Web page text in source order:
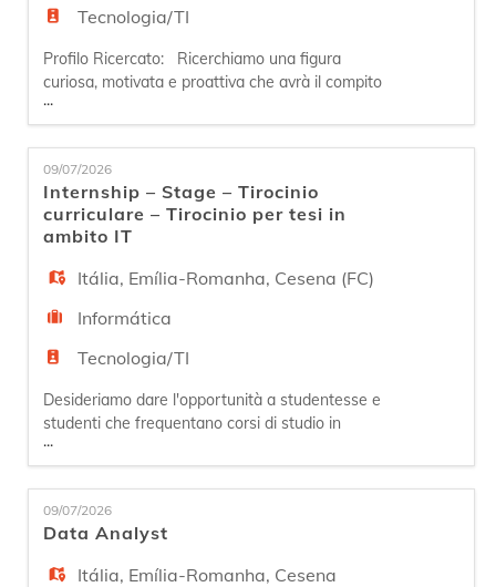
IT
DE
ES
PT
Tecnologia/TI
Profilo Ricercato: Ricerchiamo una figura
curiosa, motivata e proattiva che avrà il compito
di analizzare i processi di lavoro delle diverse
aree aziendali ed identificare opportunità di
utilizzo di strumenti di AI per aumentare
produttività, qualità e velocità decisionale. La
figura avrà l'opportunità di ricercare, valutare e
sperimentare sol
...
09/07/2026
Internship – Stage – Tirocinio
curriculare – Tirocinio per tesi in
ambito IT
Itália, Emília-Romanha, Cesena (FC)
Informática
Tecnologia/TI
Desideriamo dare l'opportunità a studentesse e
studenti che frequentano corsi di studio in
ambito STEM, di conoscere la realtà del gruppo
ONIT, attraverso un tirocinio curriculare in
ambito ICT. Il tirocinio/stage prevede un
affiancamento su progetti aziendali in ambito
software e/o infrastrutture IT, con il supporto
costante di tutor aziendali, c
...
09/07/2026
Data Analyst
Itália, Emília-Romanha, Cesena